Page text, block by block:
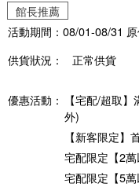
館長推薦
活動期間：08/01-08/31
供貨狀況：
正常供貨
優惠活動：
【宅配/超取
外)
【新客限定
宅配限定【2
宅配限定【5